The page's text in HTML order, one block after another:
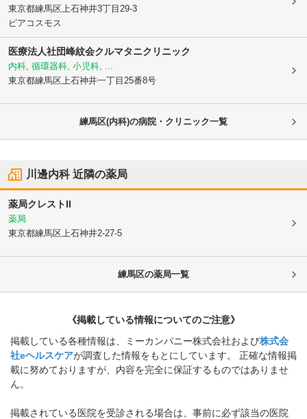
東京都練馬区 上石神井3丁目29-3
ピアコスモス
医療法人社団峰紋会クルマタニクリニック
内科, 循環器科, 小児科, ...
東京都練馬区 上石神井一丁目25番8号
練馬区(内科)の病院・クリニック一覧
川邊内科近隣の薬局
薬局クレストII
薬局
東京都練馬区 上石神井2-27-5
練馬区の薬局一覧
《掲載している情報についてのご注意》
掲載している各種情報は、ミーカンパニー株式会社および株式会
社eヘルスケアが調査した情報をもとにしています。 正確な情報掲
載に努めておりますが、内容を完全に保証するものではありませ
ん。
掲載されている医院を受診される場合は、事前に必ず該当の医院